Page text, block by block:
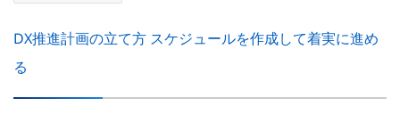
DX推進計画の立て方 スケジュールを作成して着実に進め
る